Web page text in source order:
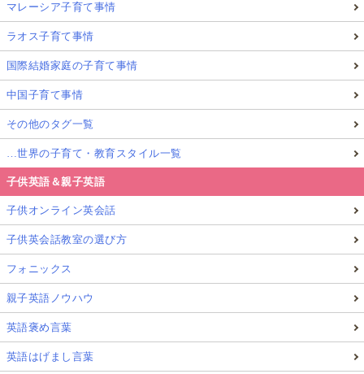
マレーシア子育て事情
ラオス子育て事情
国際結婚家庭の子育て事情
中国子育て事情
その他のタグ一覧
…世界の子育て・教育スタイル一覧
子供英語＆親子英語
子供オンライン英会話
子供英会話教室の選び方
フォニックス
親子英語ノウハウ
英語褒め言葉
英語はげまし言葉